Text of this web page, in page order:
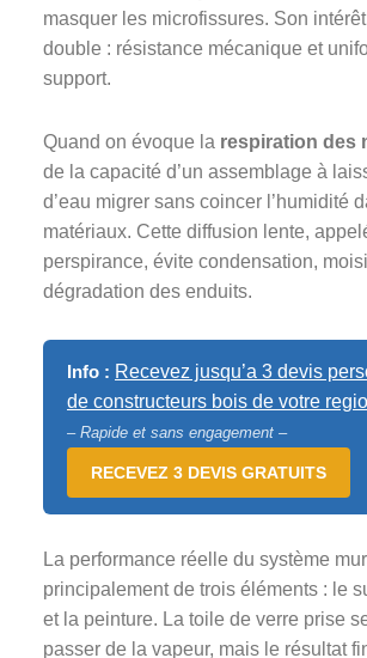
masquer les microfissures. Son
double : résistance mécanique et
support.
Quand on évoque la respiration des
de la capacité d’un assemblage à
d’eau migrer sans coincer l’humidité
matériaux. Cette diffusion lente,
perspirance, évite condensation,
dégradation des enduits.
Info : Recevez jusqu’a 3 devis
de constructeurs bois de votre
– Rapide et sans engagement –
RECEVEZ 3 DEVIS GRATUITS
La performance réelle du système
principalement de trois éléments : le
et la peinture. La toile de verre prise
passer de la vapeur, mais le résultat